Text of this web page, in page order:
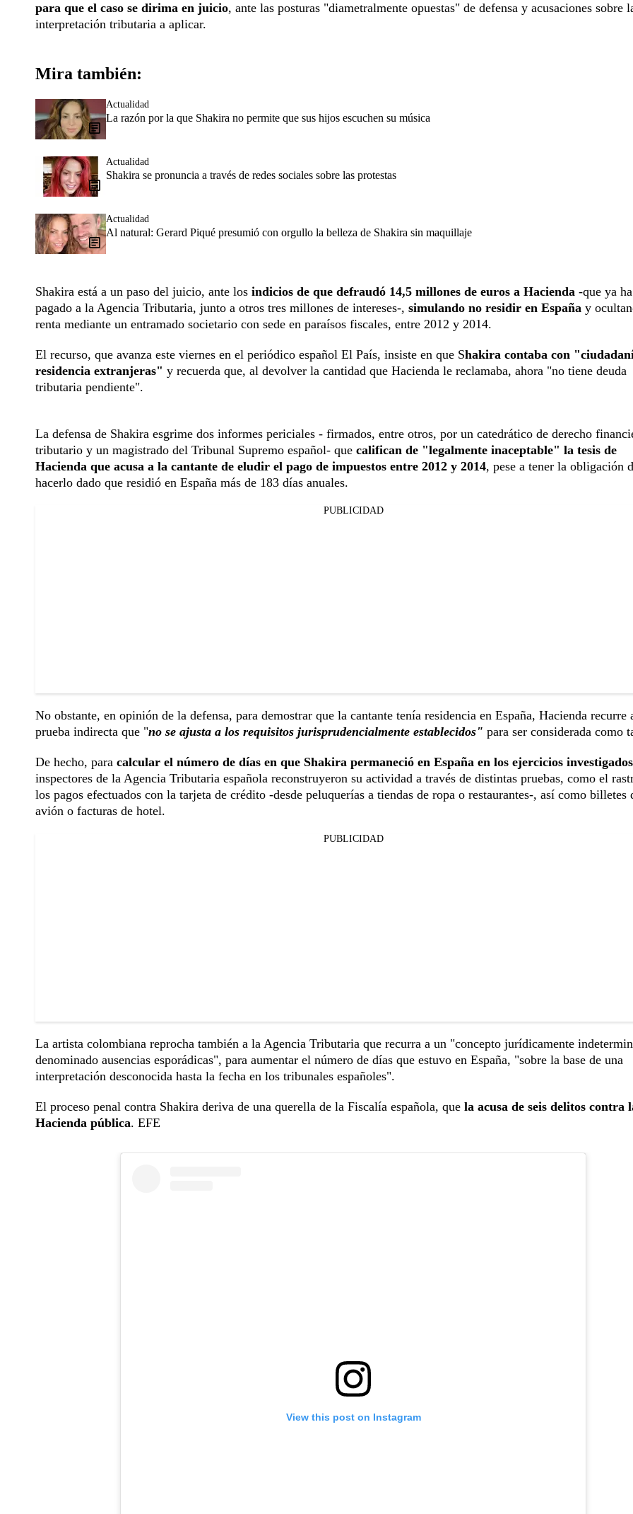
para que el caso se dirima en juicio, ante las posturas "diametralmente opuestas" de defensa y acusaciones sobre
interpretación tributaria a aplicar.
Mira también:
Actualidad
La razón por la que Shakira no permite que sus hijos escuchen su música
Actualidad
Shakira se pronuncia a través de redes sociales sobre las protestas
Actualidad
Al natural: Gerard Piqué presumió con orgullo la belleza de Shakira sin maquillaje
Shakira está a un paso del juicio, ante los indicios de que defraudó 14,5 millones de euros a Hacienda -que ya ha
pagado a la Agencia Tributaria, junto a otros tres millones de intereses-, simulando no residir en España y
renta mediante un entramado societario con sede en paraísos fiscales, entre 2012 y 2014.
El recurso, que avanza este viernes en el periódico español El País, insiste en que Shakira contaba con
residencia extranjeras" y recuerda que, al devolver la cantidad que Hacienda le reclamaba, ahora "no tiene deuda
tributaria pendiente".
La defensa de Shakira esgrime dos informes periciales - firmados, entre otros, por un catedrático de derecho
tributario y un magistrado del Tribunal Supremo español- que califican de "legalmente inaceptable" la tesis de
Hacienda que acusa a la cantante de eludir el pago de impuestos entre 2012 y 2014, pese a tener la obligación
hacerlo dado que residió en España más de 183 días anuales.
PUBLICIDAD
No obstante, en opinión de la defensa, para demostrar que la cantante tenía residencia en España, Hacienda recurre
prueba indirecta que "no se ajusta a los requisitos jurisprudencialmente establecidos" para ser considerada como
De hecho, para calcular el número de días en que Shakira permaneció en España en los ejercicios investigados
inspectores de la Agencia Tributaria española reconstruyeron su actividad a través de distintas pruebas, como el
los pagos efectuados con la tarjeta de crédito -desde peluquerías a tiendas de ropa o restaurantes-, así como billetes
avión o facturas de hotel.
PUBLICIDAD
La artista colombiana reprocha también a la Agencia Tributaria que recurra a un "concepto jurídicamente
denominado ausencias esporádicas", para aumentar el número de días que estuvo en España, "sobre la base de una
interpretación desconocida hasta la fecha en los tribunales españoles".
El proceso penal contra Shakira deriva de una querella de la Fiscalía española, que la acusa de seis delitos contra
Hacienda pública. EFE
View this post on Instagram